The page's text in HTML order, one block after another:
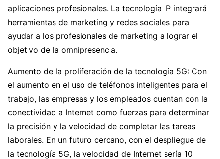
aplicaciones profesionales. La tecnología IP integrará
herramientas de marketing y redes sociales para
ayudar a los profesionales de marketing a lograr el
objetivo de la omnipresencia.
Aumento de la proliferación de la tecnología 5G: Con
el aumento en el uso de teléfonos inteligentes para el
trabajo, las empresas y los empleados cuentan con la
conectividad a Internet como fuerzas para determinar
la precisión y la velocidad de completar las tareas
laborales. En un futuro cercano, con el despliegue de
la tecnología 5G, la velocidad de Internet sería 10